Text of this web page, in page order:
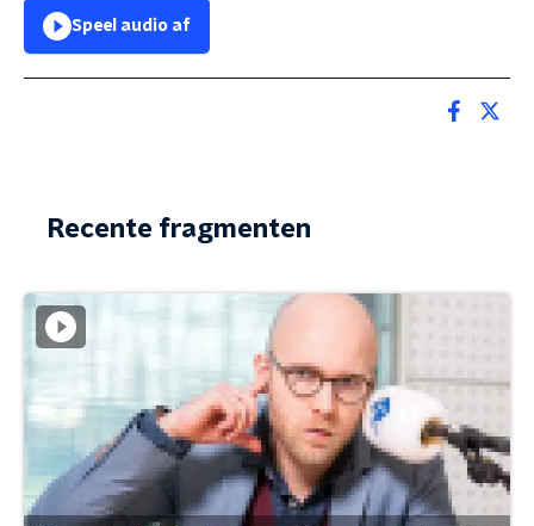
Speel audio af
Recente fragmenten